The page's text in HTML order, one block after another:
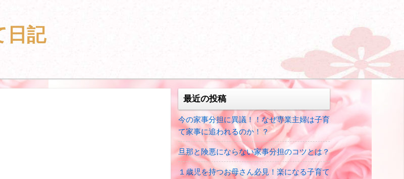
日記
最近の投稿
今の家事分担に異議！！なぜ専業主婦は子育
て家事に追われるのか！？
旦那と険悪にならない家事分担のコツとは？
１歳児を持つお母さん必見！楽になる子育て